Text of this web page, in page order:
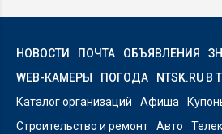
НОВОСТИ ПОЧТА ОБЪЯВЛЕНИЯ
WEB-КАМЕРЫ
ПОГОДА
NTSK.RU В
Каталог организаций
Афиша
Строительство и ремонт
Авто